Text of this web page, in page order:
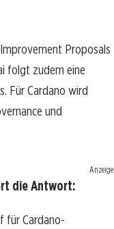
Proposals
folgt zudem eine
Für Cardano wird
und
Anzeige
die Antwort:
für Cardano-